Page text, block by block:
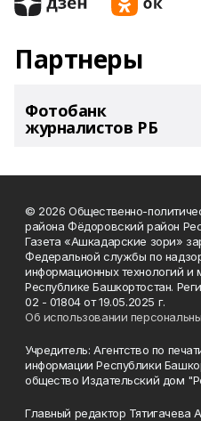
Партнеры
Фотобанк
журналистов РБ
© 2026 Общественно-
района Фёдоровский район
Газета «Ашкадарские зори»
Федеральной службы по
информационных технологий
Республике Башкортостан.
02 - 01804 от 19.05.2025 г.
Об использовании
Учредитель: Агентство по
информации Республики
общество Издательский дом
Главный редактор Тятигачева